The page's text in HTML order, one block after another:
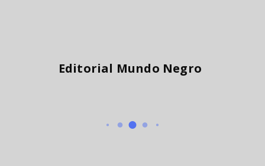
Editorial Mundo Negro